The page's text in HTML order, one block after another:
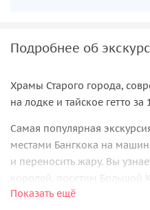
Подробнее об
Храмы Старого города,
на лодке и тайское гетто за
Самая популярная
местами Бангкока на
и переносить жару. Вы
королей, посетим
Изумрудного Будды —
Показать ещё